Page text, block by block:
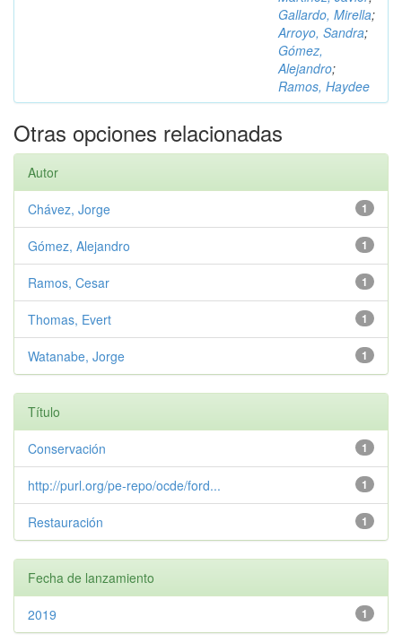
Gallardo, Mirella;
Arroyo, Sandra;
Gómez,
Alejandro;
Ramos, Haydee
Otras opciones relacionadas
Autor
1
Chávez, Jorge
1
Gómez, Alejandro
1
Ramos, Cesar
1
Thomas, Evert
1
Watanabe, Jorge
Título
1
Conservación
1
http://purl.org/pe-repo/ocde/ford...
1
Restauración
Fecha de lanzamiento
1
2019